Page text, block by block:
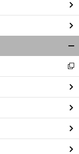
閉
る
新
し
い
ウ
ィ
ン
ド
ウ
で